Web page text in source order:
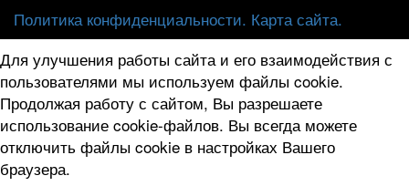
Политика конфиденциальности. Карта сайта.
Для улучшения работы сайта и его взаимодействия с
пользователями мы используем файлы cookie.
Продолжая работу с сайтом, Вы разрешаете
использование cookie-файлов. Вы всегда можете
отключить файлы cookie в настройках Вашего
браузера.